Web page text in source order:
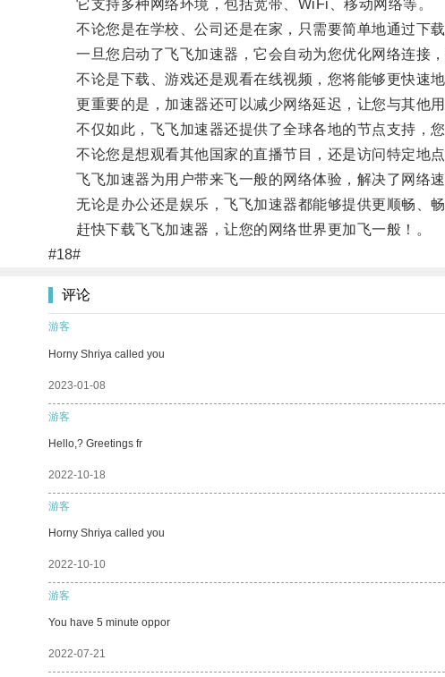
它支持多种网络环境，包括宽带、WiFi、移动网络等。
不论您是在学校、公司还是在家，只需要简单地通过下载
一旦您启动了飞飞加速器，它会自动为您优化网络连接，
不论是下载、游戏还是观看在线视频，您将能够更快速地
更重要的是，加速器还可以减少网络延迟，让您与其他用
不仅如此，飞飞加速器还提供了全球各地的节点支持，您
不论您是想观看其他国家的直播节目，还是访问特定地点
飞飞加速器为用户带来飞一般的网络体验，解决了网络速
无论是办公还是娱乐，飞飞加速器都能够提供更顺畅、畅
赶快下载飞飞加速器，让您的网络世界更加飞一般！。
#18#
评论
游客
Horny Shriya called you
2023-01-08
游客
Hello,? Greetings fr
2022-10-18
游客
Horny Shriya called you
2022-10-10
游客
You have 5 minute oppor
2022-07-21